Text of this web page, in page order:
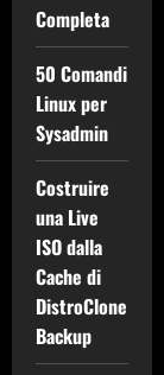
Completa
50 Comandi
Linux per
Sysadmin
Costruire
una Live
ISO dalla
Cache di
DistroClone
Backup